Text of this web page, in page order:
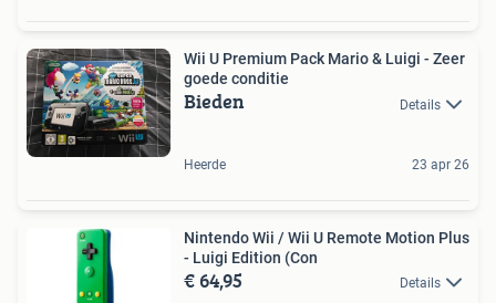
Wii U Premium Pack Mario & Luigi - Zeer
goede conditie
Bieden Details
Heerde 23 apr 26
Nintendo Wii / Wii U Remote Motion Plus
- Luigi Edition (Con
€ 64,95 Details